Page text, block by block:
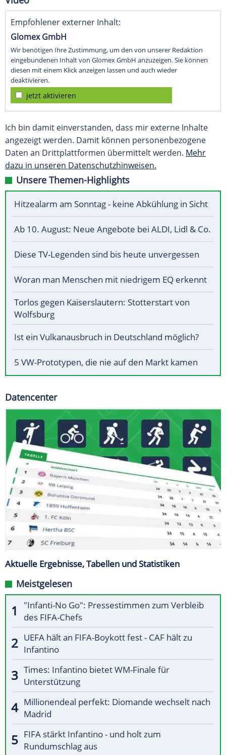
Empfohlener externer Inhalt:
Glomex GmbH
Wir benötigen Ihre Zustimmung, um den von unserer Redaktion
eingebundenen Inhalt von Glomex GmbH anzuzeigen. Sie können
diesen mit einem Klick anzeigen lassen und auch wieder
deaktivieren.
jetzt aktivieren
Ich bin damit einverstanden, dass mir externe Inhalte
angezeigt werden. Damit können personenbezogene
Daten an Drittplattformen übermittelt werden. Mehr
dazu in unseren Datenschutzhinweisen.
Unsere Themen-Highlights
Hitzealarm am Sonntag - keine Abkühlung in Sicht
Ab 10. August: Neue Angebote bei ALDI, Lidl & Co.
Diese TV-Legenden sind bis heute unvergessen
Woran man Menschen mit niedrigem EQ erkennt
Torlos gegen Kaiserslautern: Stotterstart von
Wolfsburg
Ist ein Vulkanausbruch in Deutschland möglich?
5 VW-Prototypen, die nie auf den Markt kamen
Datencenter
Aktuelle Ergebnisse, Tabellen und Statistiken
Meistgelesen
"Infanti-No Go": Pressestimmen zum Verbleib
des FIFA-Chefs
UEFA hält an FIFA-Boykott fest - CAF hält zu
Infantino
Times: Infantino bietet WM-Finale für
Unterstützung
Millionendeal perfekt: Diomande wechselt nach
Madrid
FIFA stärkt Infantino - und holt zum
Rundumschlag aus